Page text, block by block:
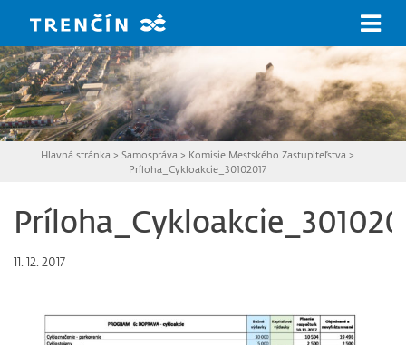
Hlavná stránka >Samospráva > Komisie Mestského Zastupiteľstva >
Príloha_Cykloakcie_30102017
11. 12. 2017